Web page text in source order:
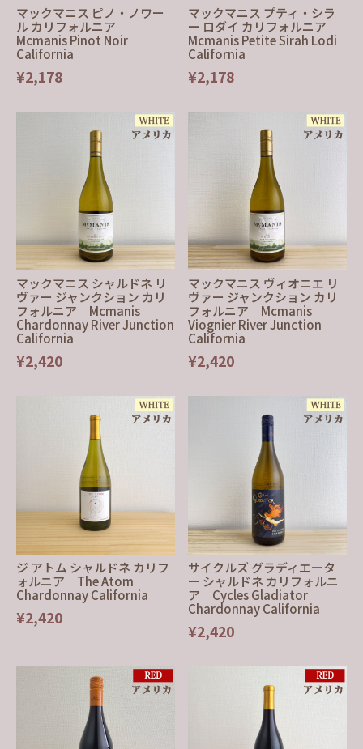
マックマニス ピノ・ノワー
ル カリフォルニア
Mcmanis Pinot Noir
California
¥2,178
マックマニス プティ・シラ
ー ロダイ カリフォルニア
Mcmanis Petite Sirah Lodi
California
¥2,178
マックマニス シャルドネ リ
ヴァー ジャンクション カリ
フォルニア Mcmanis
Chardonnay River Junction
California
¥2,420
マックマニス ヴィオニエ リ
ヴァー ジャンクション カリ
フォルニア Mcmanis
Viognier River Junction
California
¥2,420
ジ アトム シャルドネ カリフ
ォルニア The Atom
Chardonnay California
¥2,420
サイクルズ グラディエータ
ー シャルドネ カリフォルニ
ア Cycles Gladiator
Chardonnay California
¥2,420